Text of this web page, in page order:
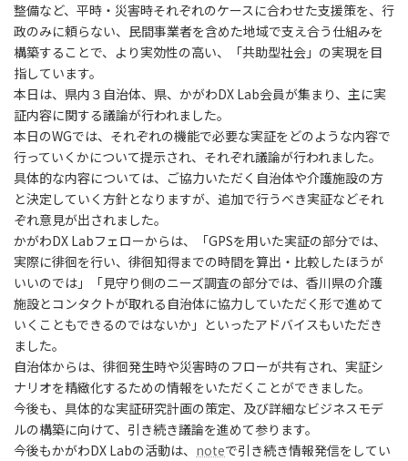
整備など、平時・災害時それぞれのケースに合わせた支援策を、行
政のみに頼らない、民間事業者を含めた地域で支え合う仕組みを
構築することで、より実効性の高い、「共助型社会」の実現を目
指しています。
本日は、県内３自治体、県、かがわDX Lab会員が集まり、主に実
証内容に関する議論が行われました。
本日のWGでは、それぞれの機能で必要な実証をどのような内容で
行っていくかについて提示され、それぞれ議論が行われました。
具体的な内容については、ご協力いただく自治体や介護施設の方
と決定していく方針となりますが、追加で行うべき実証などそれ
ぞれ意見が出されました。
かがわDX Labフェローからは、「GPSを用いた実証の部分では、
実際に徘徊を行い、徘徊知得までの時間を算出・比較したほうが
いいのでは」「見守り側のニーズ調査の部分では、香川県の介護
施設とコンタクトが取れる自治体に協力していただく形で進めて
いくこともできるのではないか」といったアドバイスもいただき
ました。
自治体からは、徘徊発生時や災害時のフローが共有され、実証シ
ナリオを精緻化するための情報をいただくことができました。
今後も、具体的な実証研究計画の策定、及び詳細なビジネスモデ
ルの構築に向けて、引き続き議論を進めて参ります。
今後もかがわDX Labの活動は、 noteで引き続き情報発信をしてい